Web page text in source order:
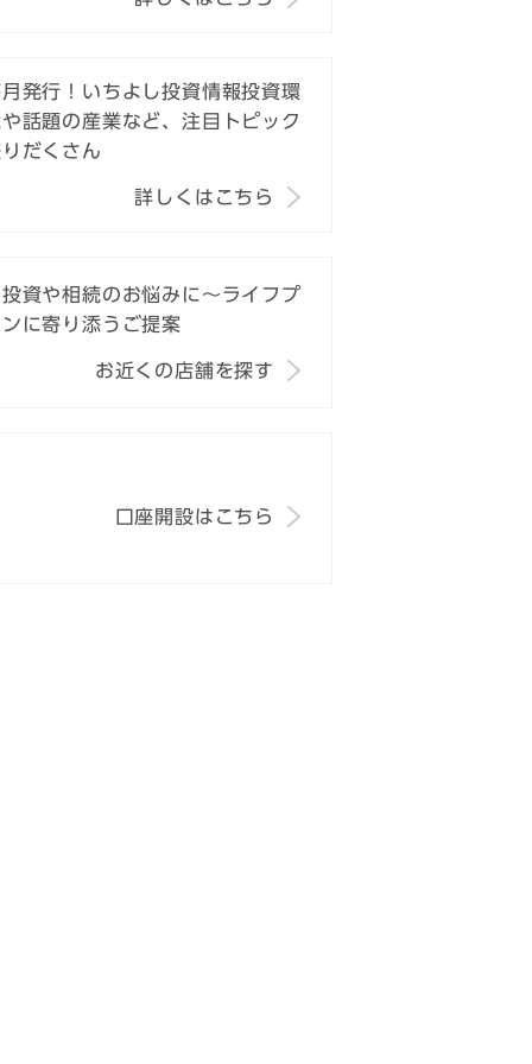
発行！いちよし投資情報投資環
話題の産業など、注目トピック
だくさん
詳しくはこちら
資や相続のお悩みに～ライフプ
に寄り添うご提案
お近くの店舗を探す
口座開設はこちら